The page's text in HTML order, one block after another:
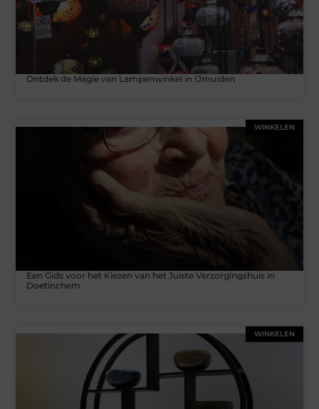
Ontdek de Magie van Lampenwinkel in IJmuiden
WINKELEN
Een Gids voor het Kiezen van het Juiste Verzorgingshuis in
Doetinchem
WINKELEN